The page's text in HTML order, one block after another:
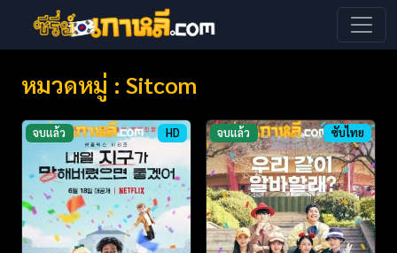
หมวดหมู่ : Sitcom
จบแล้ว HD จบแล้ว ซับไทย